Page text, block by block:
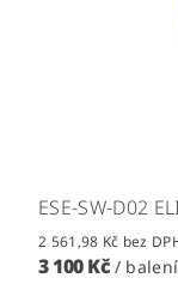
ESE-SW-D02
2 561,98 Kč bez
3 100 Kč / balení